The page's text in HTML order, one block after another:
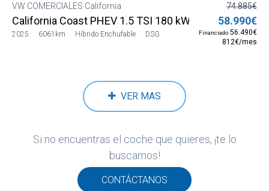
VW COMERCIALES California
California Coast PHEV 1.5 TSI 180 kW (245 CV) DSG
2025 6061km Híbrido Enchufable DSG
74.885€
58.990€
Financiado 56.490€
812€/mes
VER MAS
Si no encuentras el coche que quieres, ¡te lo
buscamos!
CONTÁCTANOS